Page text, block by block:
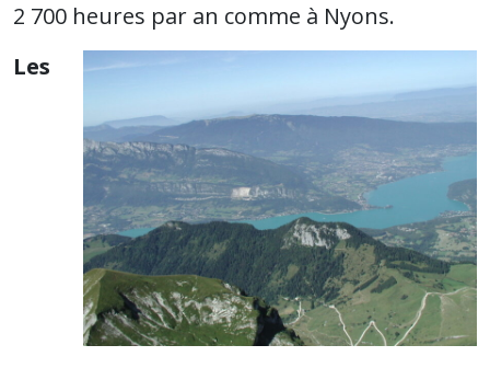
2 700 heures par an comme à Nyons.
Les